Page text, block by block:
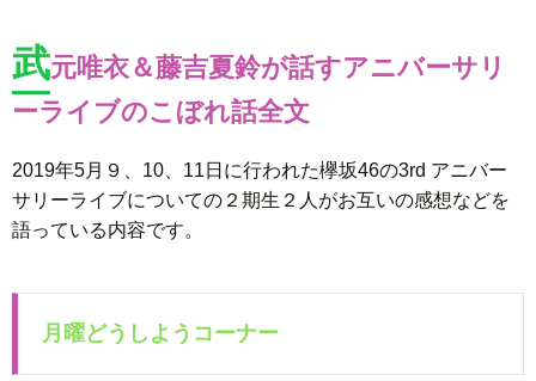
武元唯衣＆藤吉夏鈴が話すアニバーサリ
ーライブのこぼれ話全文
2019年5月９、10、11日に行われた欅坂46の3rd アニバー
サリーライブについての２期生２人がお互いの感想などを
語っている内容です。
月曜どうしようコーナー